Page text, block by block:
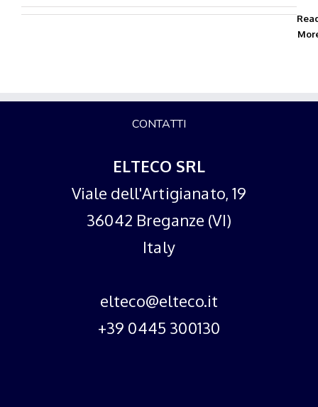
CONTATTI
ELTECO SRL
Viale dell'Artigianato, 19
36042 Breganze (VI)
Italy
elteco@elteco.it
+39 0445 300130